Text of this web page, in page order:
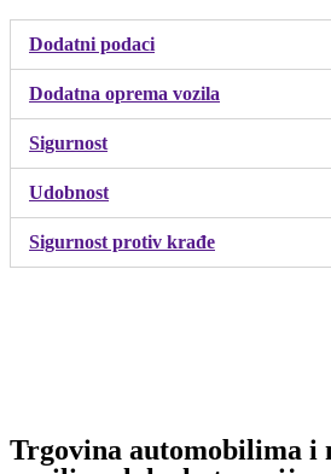
Dodatni podaci
Dodatna oprema vozila
Sigurnost
Udobnost
Sigurnost protiv krađe
Trgovina automobilima i